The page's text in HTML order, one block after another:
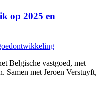
op 2025 en
Belgische vastgoed, met
Samen met Jeroen Verstuyft,